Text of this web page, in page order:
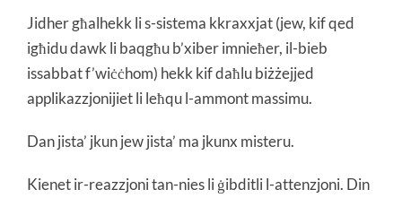
Jidher għalhekk li s-sistema kkraxxjat (jew, kif qed
igħidu dawk li baqgħu b’xiber imnieħer, il-bieb
issabbat f’wiċċhom) hekk kif daħlu biżżejjed
applikazzjonijiet li leħqu l-ammont massimu.
Dan jista’ jkun jew jista’ ma jkunx misteru.
Kienet ir-reazzjoni tan-nies li ġibditli l-attenzjoni. Din